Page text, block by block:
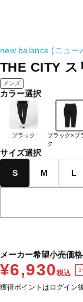
new balance (ニュー
THE CITY
メンズ
カラー選択
ブラック
ブラック×ブ
ク
サイズ選択
S M L
メーカー希望小売価格
¥6,930税込
獲得ポイントはログイン